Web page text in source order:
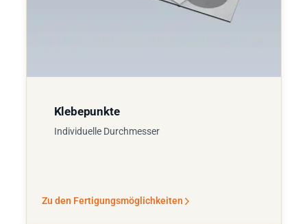
Klebepunkte
Individuelle Durchmesser
Zu den Fertigungsmöglichkeiten